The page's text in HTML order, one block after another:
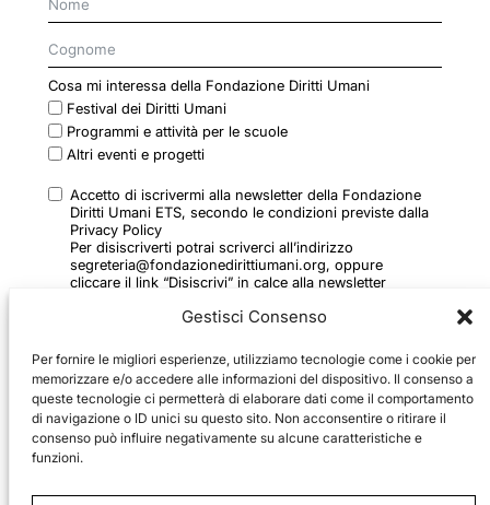
Gestisci Consenso
Per fornire le migliori esperienze, utilizziamo tecnologie come i cookie per
memorizzare e/o accedere alle informazioni del dispositivo. Il consenso a
queste tecnologie ci permetterà di elaborare dati come il comportamento
di navigazione o ID unici su questo sito. Non acconsentire o ritirare il
consenso può influire negativamente su alcune caratteristiche e
funzioni.
Cosa mi interessa della Fondazione Diritti Umani
Festival dei Diritti Umani
Programmi e attività per le scuole
Altri eventi e progetti
Accetto di iscrivermi alla newsletter della Fondazione
Diritti Umani ETS, secondo le condizioni previste dalla
Privacy Policy
Per disiscriverti potrai scriverci all’indirizzo
segreteria@fondazionedirittiumani.org, oppure
cliccare il link “Disiscrivi” in calce alla newsletter
ISCRIVITI